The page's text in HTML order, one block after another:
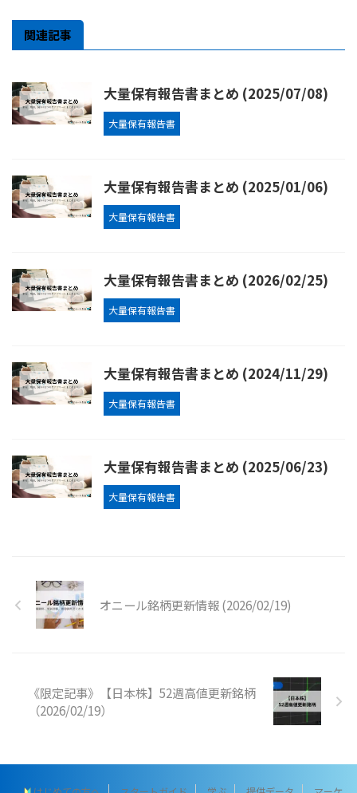
関連記事
大量保有報告書まとめ (2025/07/08)
大量保有報告書
大量保有報告書まとめ (2025/01/06)
大量保有報告書
大量保有報告書まとめ (2026/02/25)
大量保有報告書
大量保有報告書まとめ (2024/11/29)
大量保有報告書
大量保有報告書まとめ (2025/06/23)
大量保有報告書
オニール銘柄更新情報 (2026/02/19)
《限定記事》【日本株】52週高値更新銘柄
（2026/02/19）